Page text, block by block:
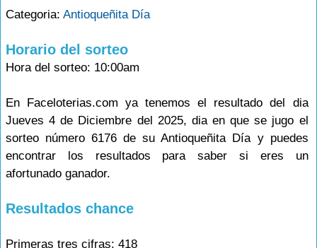
Categoria: Antioqueñita Día
Horario del sorteo
Hora del sorteo: 10:00am
En Faceloterias.com ya tenemos el resultado del dia
Jueves 4 de Diciembre del 2025, dia en que se jugo el
sorteo número 6176 de su Antioqueñita Día y puedes
encontrar los resultados para saber si eres un
afortunado ganador.
Resultados chance
Primeras tres cifras: 418